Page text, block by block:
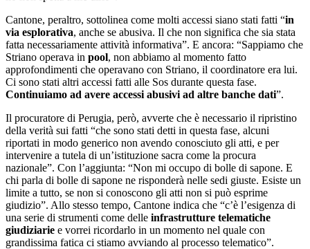
Cantone, peraltro, sottolinea come molti accessi siano stati fatti “in
via esplorativa, anche se abusiva. Il che non significa che sia stata
fatta necessariamente attività informativa”. E ancora: “Sappiamo che
Striano operava in pool, non abbiamo al momento fatto
approfondimenti che operavano con Striano, il coordinatore era lui.
Ci sono stati altri accessi fatti alle Sos durante questa fase.
Continuiamo ad avere accessi abusivi ad altre banche dati”.
Il procuratore di Perugia, però, avverte che è necessario il ripristino
della verità sui fatti “che sono stati detti in questa fase, alcuni
riportati in modo generico non avendo conosciuto gli atti, e per
intervenire a tutela di un’istituzione sacra come la procura
nazionale”. Con l’aggiunta: “Non mi occupo di bolle di sapone. E
chi parla di bolle di sapone ne risponderà nelle sedi giuste. Esiste un
limite a tutto, se non si conoscono gli atti non si può esprime
giudizio”. Allo stesso tempo, Cantone indica che “c’è l’esigenza di
una serie di strumenti come delle infrastrutture telematiche
giudiziarie e vorrei ricordarlo in un momento nel quale con
grandissima fatica ci stiamo avviando al processo telematico”.